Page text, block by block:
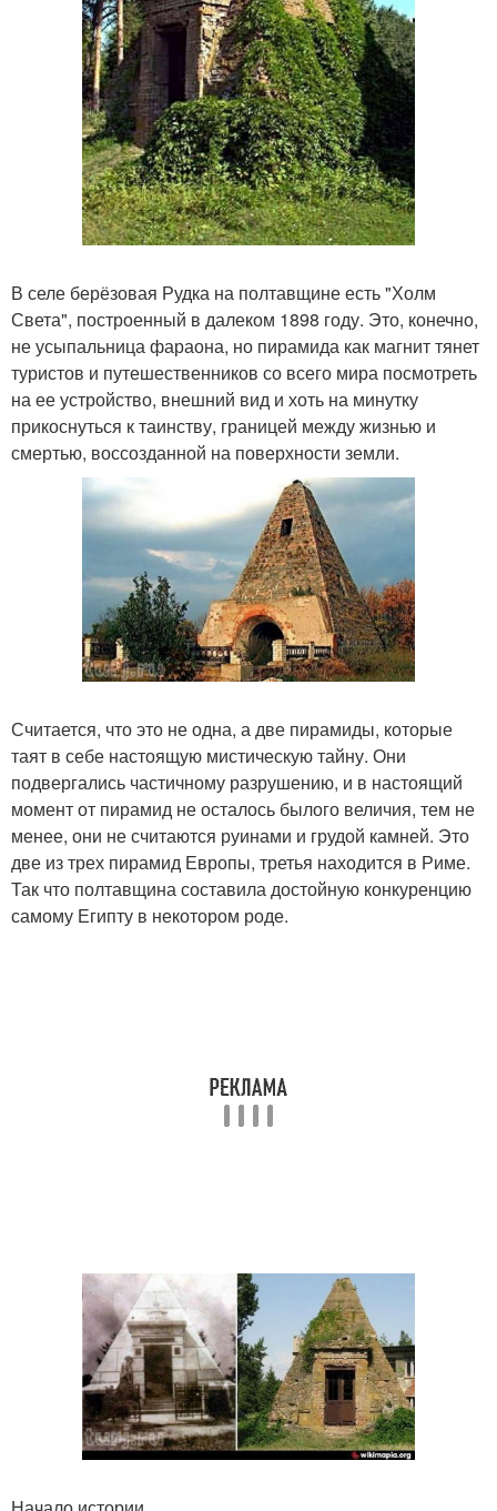
В селе берёзовая Рудка на полтавщине есть "Холм
Света", построенный в далеком 1898 году. Это, конечно,
не усыпальница фараона, но пирамида как магнит тянет
туристов и путешественников со всего мира посмотреть
на ее устройство, внешний вид и хоть на минутку
прикоснуться к таинству, границей между жизнью и
смертью, воссозданной на поверхности земли.
Считается, что это не одна, а две пирамиды, которые
таят в себе настоящую мистическую тайну. Они
подвергались частичному разрушению, и в настоящий
момент от пирамид не осталось былого величия, тем не
менее, они не считаются руинами и грудой камней. Это
две из трех пирамид Европы, третья находится в Риме.
Так что полтавщина составила достойную конкуренцию
самому Египту в некотором роде.